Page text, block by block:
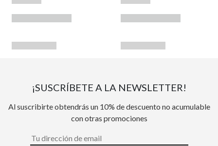
¡SUSCRÍBETE A LA NEWSLETTER!
Al suscribirte obtendrás un 10% de descuento no acumulable
con otras promociones